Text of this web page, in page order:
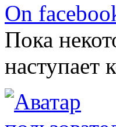
On
Пока
наступает